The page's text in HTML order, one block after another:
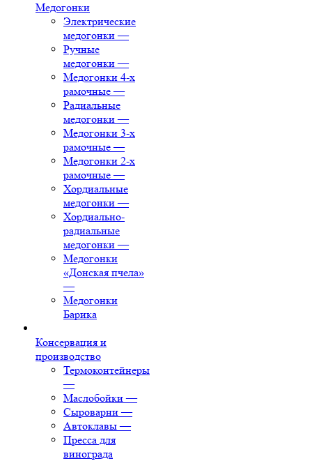
Медогонки
Электрические
медогонки —
Ручные
медогонки —
Медогонки 4-х
рамочные —
Радиальные
медогонки —
Медогонки 3-х
рамочные —
Медогонки 2-х
рамочные —
Хордиальные
медогонки —
Хордиально-
радиальные
медогонки —
Медогонки
«Донская пчела»
—
Медогонки
Барика
Консервация и
производство
Термоконтейнеры
—
Маслобойки —
Сыроварни —
Автоклавы —
Пресса для
винограда